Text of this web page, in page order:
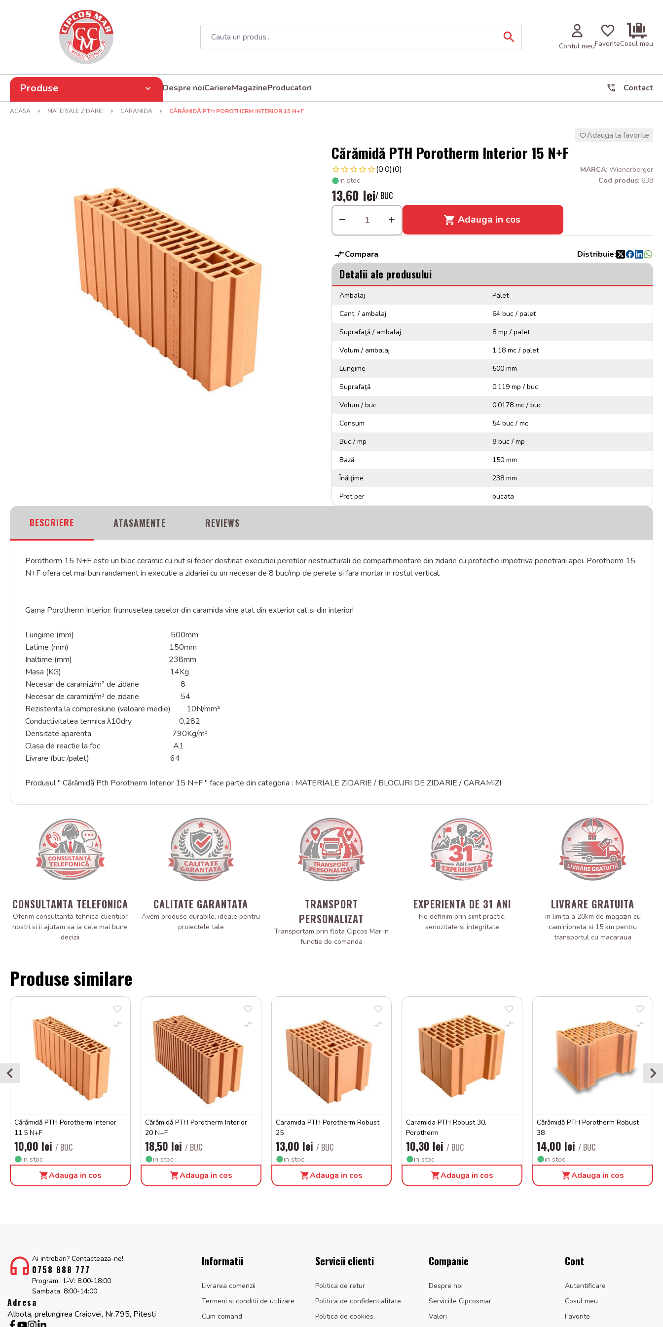
Contul meuFavoriteCosul meu
Produse Despre noiCariereMagazineProducatori Contact
ACASA MATERIALE ZIDARIE CARAMIDA CĂRĂMIDĂ PTH POROTHERM INTERIOR 15 N+F
Adauga la favorite
Cărămidă PTH Porotherm Interior 15 N+F
(0.0)(0) MARCA: Wienerberger
in stoc
Cod produs: 638
13,60 lei/ BUC
Adauga in cos
Compara Distribuie:
Detalii ale produsului
Ambalaj
Palet
Cant. / ambalaj
64 buc / palet
Suprafaţă / ambalaj
8 mp / palet
Volum / ambalaj
1,18 mc / palet
Lungime
500 mm
Suprafaţă
0,119 mp / buc
Volum / buc
0.0178 mc / buc
Consum
54 buc / mc
Buc / mp
8 buc / mp
Bază
150 mm
Înălţime
238 mm
Pret per
bucata
DESCRIERE ATASAMENTE REVIEWS
Porotherm 15 N+F este un bloc ceramic cu nut si feder destinat executiei peretilor nestructurali de compartimentare din zidarie cu protectie impotriva penetrarii apei. Porotherm 15
N+F ofera cel mai bun randament in executie a zidariei cu un necesar de 8 buc/mp de perete si fara mortar in rostul vertical.
Gama Porotherm Interior: frumusetea caselor din caramida vine atat din exterior cat si din interior!
Lungime (mm) 500mm
Latime (mm) 150mm
Inaltime (mm) 238mm
Masa (KG) 14Kg
Necesar de caramizi/m² de zidarie 8
Necesar de caramizi/m³ de zidarie 54
Rezistenta la compresiune (valoare medie) 10N/mm²
Conductivitatea termica λ10dry 0,282
Densitate aparenta 790Kg/m³
Clasa de reactie la foc A1
Livrare (buc /palet) 64
Produsul " Cărămidă Pth Porotherm Interior 15 N+F " face parte din categoria : MATERIALE ZIDARIE / BLOCURI DE ZIDARIE / CARAMIZI
CONSULTANTA TELEFONICA
Oferim consultanta tehnica clientilor
nostri si ii ajutam sa ia cele mai bune
decizii
CALITATE GARANTATA
Avem produse durabile, ideale pentru
proiectele tale
TRANSPORT
PERSONALIZAT
Transportam prin flota Cipcos Mar in
functie de comanda
EXPERIENTA DE 31 ANI
Ne definim prin simt practic,
seriozitate si integritate
LIVRARE GRATUITA
in limita a 20km de magazin cu
caminioneta si 15 km pentru
transportul cu macaraua
Produse similare
Cărămidă PTH Porotherm Interior
11.5 N+F
10,00 lei / BUC
in stoc
Adauga in cos
Cărămidă PTH Porotherm Interior
20 N+F
18,50 lei / BUC
in stoc
Adauga in cos
Caramida PTH Porotherm Robust
25
13,00 lei / BUC
in stoc
Adauga in cos
Caramida PTH Robust 30,
Porotherm
10,30 lei / BUC
in stoc
Adauga in cos
Cărămidă PTH Porotherm Robust
38
14,00 lei / BUC
in stoc
Adauga in cos
Ai intrebari? Contacteaza-ne!
0758 888 777
Program : L-V: 8:00-18:00
Sambata: 8:00-14:00
Adresa
Albota, prelungirea Craiovei, Nr.795, Pitesti
Informatii
Livrarea comenzii
Termeni si conditii de utilizare
Cum comand
Servicii clienti
Politica de retur
Politica de confidentialitate
Politica de cookies
Companie
Despre noi
Serviciile Cipcosmar
Valori
Cont
Autentificare
Cosul meu
Favorite